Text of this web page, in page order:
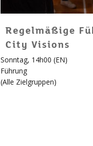
Regelmäßige
City Visions
Sonntag, 14h00 (EN)
Führung
(Alle Zielgruppen)